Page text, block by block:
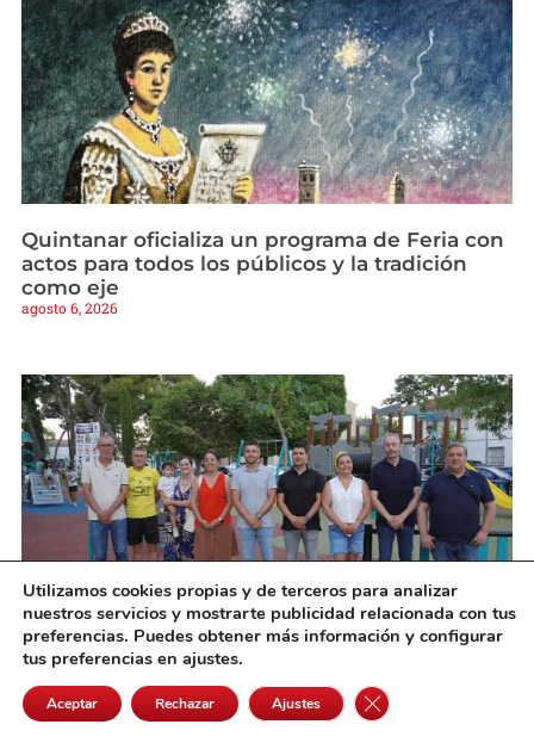
Quintanar oficializa un programa de Feria con
actos para todos los públicos y la tradición
como eje
agosto 6, 2026
Campo de Criptana estrena en el Parque Luis
inclusiva
agosto 6, 2026
Utilizamos cookies propias y de terceros para analizar
nuestros servicios y mostrarte publicidad relacionada con tus
preferencias. Puedes obtener más información y configurar
tus preferencias en ajustes.
Aceptar Rechazar Ajustes Cerrar el banner de